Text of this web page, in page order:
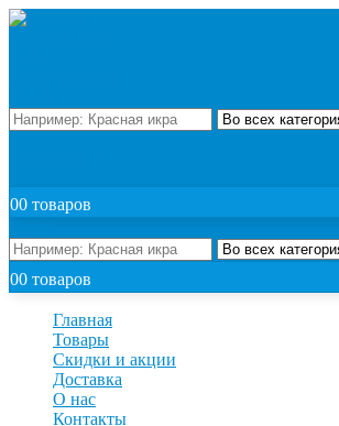
00 товаров
00 товаров
Главная
Товары
Скидки и акции
Доставка
О нас
Контакты